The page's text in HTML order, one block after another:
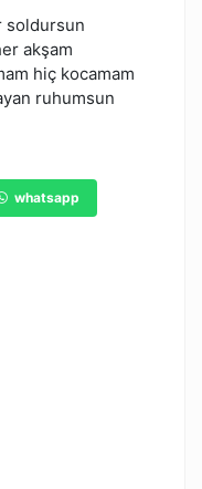
soldursun
akşam
hiç kocamam
ruhumsun
whatsapp